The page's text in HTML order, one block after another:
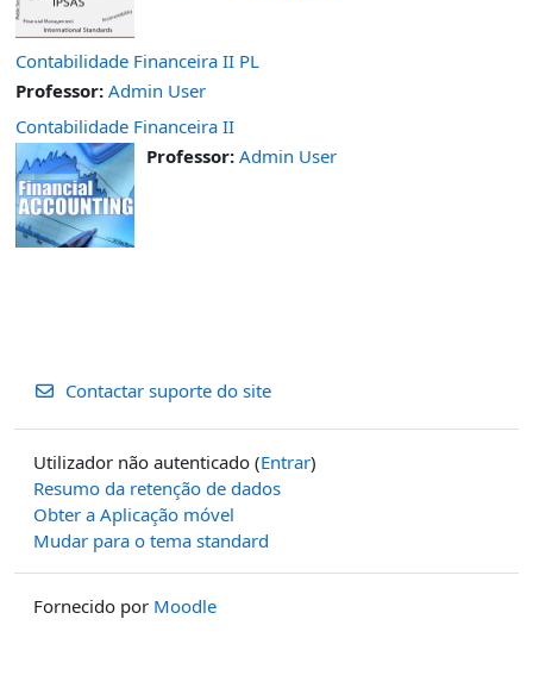
Contabilidade Financeira II PL
Professor: Admin User
Contabilidade Financeira II
Professor: Admin User
Contactar suporte do site
Utilizador não autenticado (Entrar)
Resumo da retenção de dados
Obter a Aplicação móvel
Mudar para o tema standard
Fornecido por Moodle